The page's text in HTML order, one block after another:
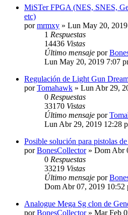
MiSTer FPGA (NES, SNES,
etc)
pormrmxy » Lun May 20,
1 Respuestas
14436 Vistas
Último mensaje por
Lun May 20, 2019 7:07
Regulación de Light Gun
porTomahawk » Lun Abr 29,
0 Respuestas
33170 Vistas
Último mensaje por
Lun Abr 29, 2019 12:28
Posible solución para pistolas
porBonesCollector» Dom Abr
0 Respuestas
33219 Vistas
Último mensaje por
Dom Abr 07, 2019 10:52
Analogue Mega Sg clon de
porBonesCollector» Mar Feb